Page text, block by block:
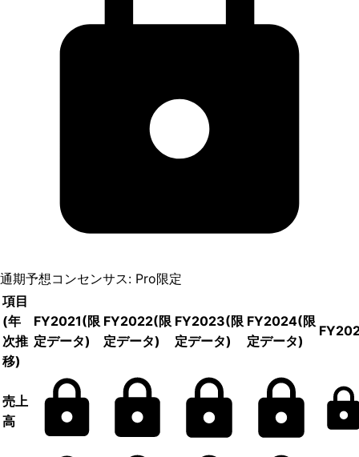
通期予想コンセンサス: Pro限定
項目
(年
次推
移)
FY2021(限
定データ)
FY2022(限
定データ)
FY2023(限
定データ)
FY2024(限
定データ)
売上
高